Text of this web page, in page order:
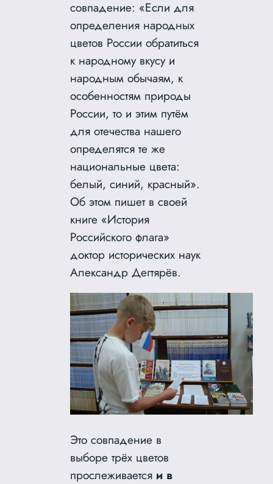
совпадение: «Если для
определения народных
цветов России обратиться
к народному вкусу и
народным обычаям, к
особенностям природы
России, то и этим путём
для отечества нашего
определятся те же
национальные цвета:
белый, синий, красный».
Об этом пишет в своей
книге «История
Российского флага»
доктор исторических наук
Александр Дегтярёв.
Это совпадение в
выборе трёх цветов
прослеживается и в